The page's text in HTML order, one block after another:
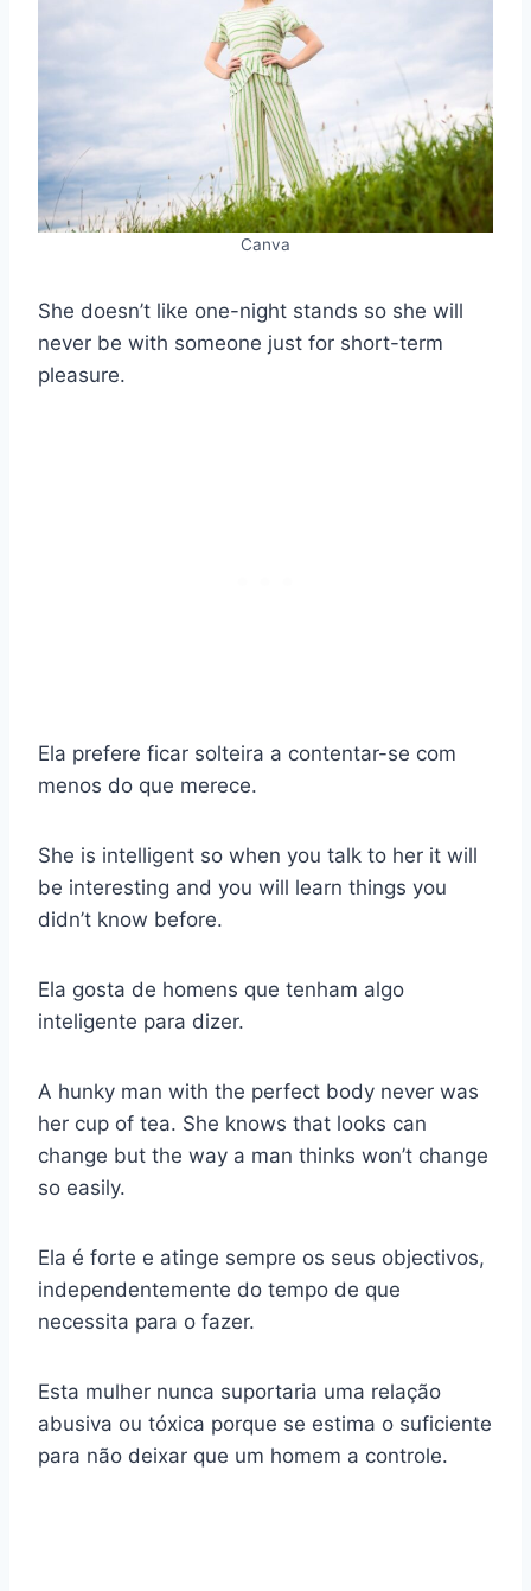
Canva
She doesn’t like one-night stands so she will
never be with someone just for short-term
pleasure.
Ela prefere ficar solteira a contentar-se com
menos do que merece.
She is intelligent so when you talk to her it will
be interesting and you will learn things you
didn’t know before.
Ela gosta de homens que tenham algo
inteligente para dizer.
A hunky man with the perfect body never was
her cup of tea. She knows that looks can
change but the way a man thinks won’t change
so easily.
Ela é forte e atinge sempre os seus objectivos,
independentemente do tempo de que
necessita para o fazer.
Esta mulher nunca suportaria uma relação
abusiva ou tóxica porque se estima o suficiente
para não deixar que um homem a controle.